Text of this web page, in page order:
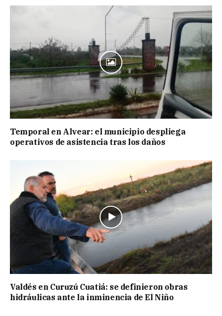
Temporal en Alvear: el municipio despliega
operativos de asistencia tras los daños
Valdés en Curuzú Cuatiá: se definieron obras
hidráulicas ante la inminencia de El Niño